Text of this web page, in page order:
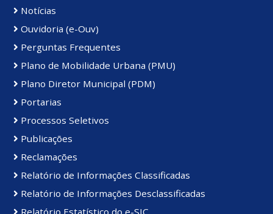
Notícias
Ouvidoria (e-Ouv)
Perguntas Frequentes
Plano de Mobilidade Urbana (PMU)
Plano Diretor Municipal (PDM)
Portarias
Processos Seletivos
Publicações
Reclamações
Relatório de Informações Classificadas
Relatório de Informações Desclassificadas
Relatório Estatístico do e-SIC